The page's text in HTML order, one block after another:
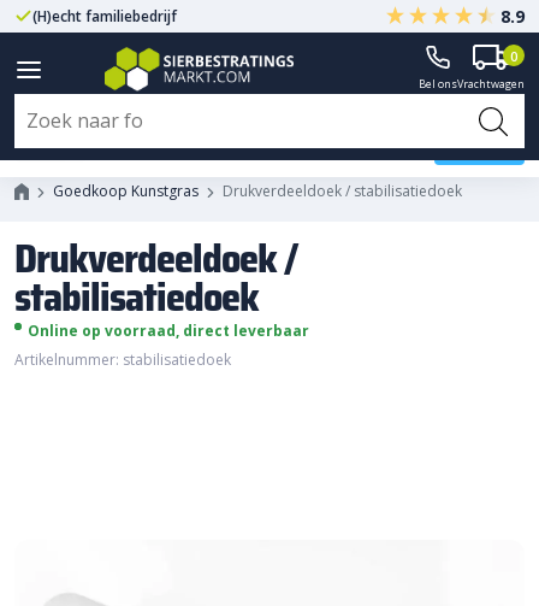
(H)echt familiebedrijf Gegarandeerd A-kwaliteit
8.9
Bel onsVrachtwagen
0
Goedkoop Kunstgras Drukverdeeldoek / stabilisatiedoek
Drukverdeeldoek /
stabilisatiedoek
Online op voorraad, direct leverbaar
Artikelnummer: stabilisatiedoek
Drukverdeeldoek /
stabilisatiedoek